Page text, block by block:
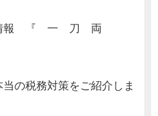
報 『 一 刀 両
の税務対策をご紹介しま